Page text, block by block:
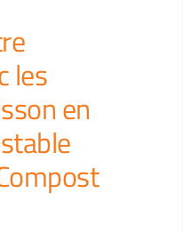
les
en